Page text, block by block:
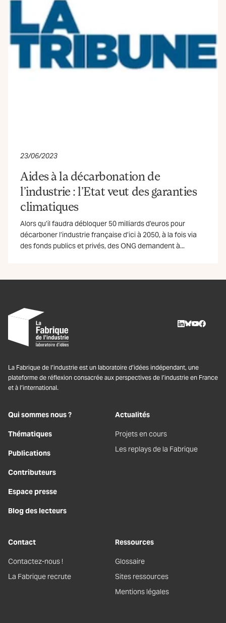
23/06/2023
Aides à la décarbonation de
l’industrie : l’Etat veut des garanties
climatiques
Alors qu’il faudra débloquer 50 milliards d’euros pour
décarboner l’industrie française d’ici à 2050, à la fois via
des fonds publics et privés, des ONG demandent à...
La Fabrique de l’industrie est un laboratoire d’idées indépendant, une
plateforme de réflexion consacrée aux perspectives de l’industrie en France
et à l’international.
Qui sommes nous ?
Thématiques
Publications
Contributeurs
Espace presse
Blog des lecteurs
Actualités
Projets en cours
Les replays de la Fabrique
Contact
Contactez-nous !
La Fabrique recrute
Ressources
Glossaire
Sites ressources
Mentions légales